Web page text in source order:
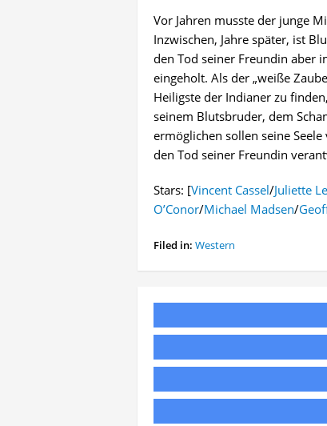
Vor Jahren musste der junge
Inzwischen, Jahre später, ist
den Tod seiner Freundin aber
eingeholt. Als der „weiße
Heiligste der Indianer zu
seinem Blutsbruder, dem
ermöglichen sollen seine
den Tod seiner Freundin
Stars: [Vincent Cassel/Juliette
O’Conor/Michael Madsen/
Filed in: Western